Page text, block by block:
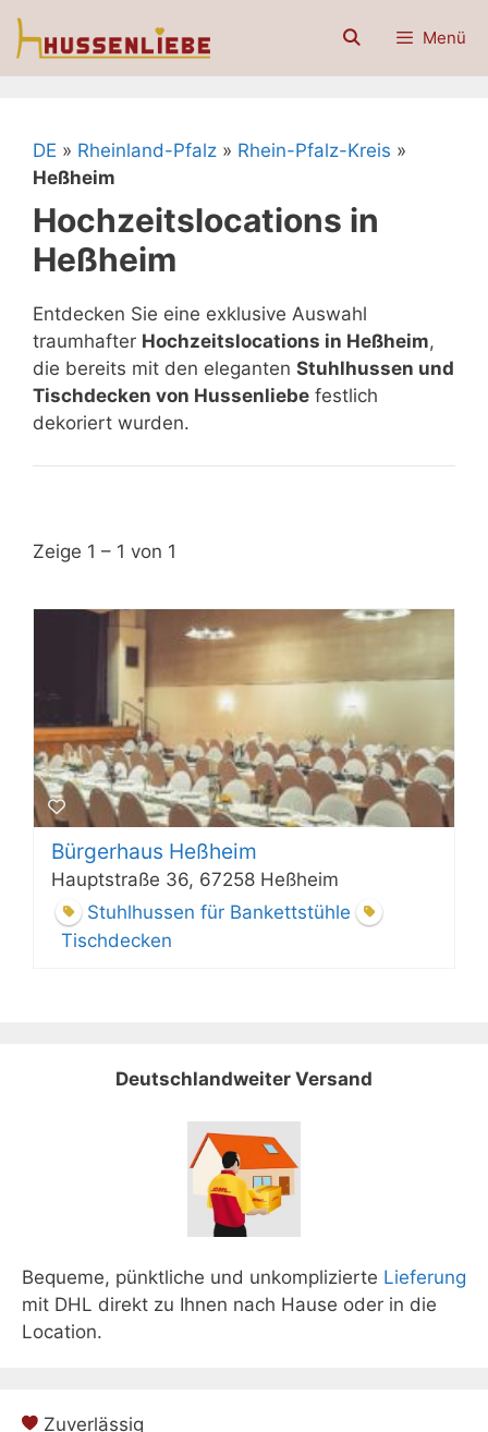
Zum
Inhalt
Menü
DE » Rheinland-Pfalz » Rhein-Pfalz-Kreis »
Heßheim
Hochzeitslocations in
Heßheim
Entdecken Sie eine exklusive Auswahl
traumhafter Hochzeitslocations in Heßheim,
die bereits mit den eleganten Stuhlhussen und
Tischdecken von Hussenliebe festlich
dekoriert wurden.
Zeige 1 – 1 von 1
Bürgerhaus Heßheim
Hauptstraße 36, 67258 Heßheim
Stuhlhussen für Bankettstühle
Tischdecken
Deutschlandweiter Versand
Bequeme, pünktliche und unkomplizierte Lieferung
mit DHL direkt zu Ihnen nach Hause oder in die
Location.
Zuverlässig